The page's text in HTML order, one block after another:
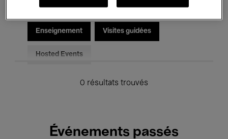
Pour tous Kids’ Palace
Enseignement Visites guidées
Hosted Events
0 résultats trouvés
Événements passés